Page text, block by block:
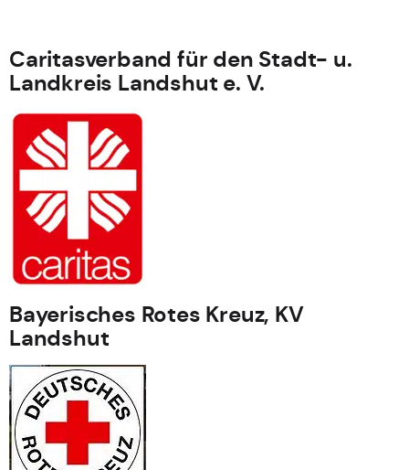
Caritasverband für den Stadt- u.
Landkreis Landshut e. V.
Bayerisches Rotes Kreuz, KV
Landshut